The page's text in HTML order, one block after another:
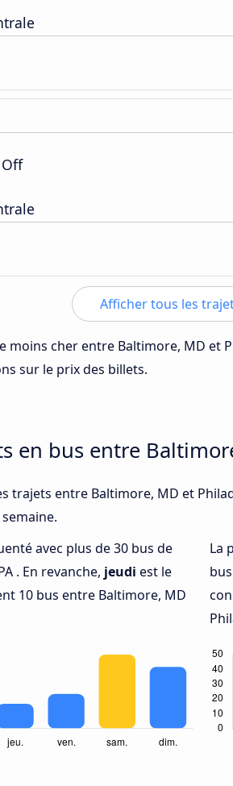
Afficher tous les
moins cher entre Baltimore, MD et
sur le prix des billets.
en bus entre
trajets entre Baltimore, MD et
avec plus de 30 bus de
. En revanche, jeudi est le
10 bus entre Baltimore, MD
La